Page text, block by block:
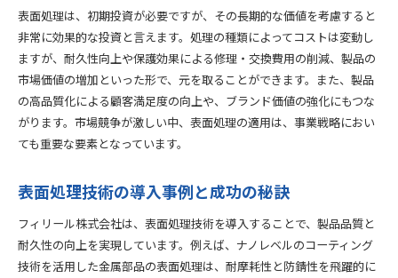
表面処理は、初期投資が必要ですが、その長期的な価値を考慮すると
非常に効果的な投資と言えます。処理の種類によってコストは変動し
ますが、耐久性向上や保護効果による修理・交換費用の削減、製品の
市場価値の増加といった形で、元を取ることができます。また、製品
の高品質化による顧客満足度の向上や、ブランド価値の強化にもつな
がります。市場競争が激しい中、表面処理の適用は、事業戦略におい
ても重要な要素となっています。
表面処理技術の導入事例と成功の秘訣
フィリール株式会社は、表面処理技術を導入することで、製品品質と
耐久性の向上を実現しています。例えば、ナノレベルのコーティング
技術を活用した金属部品の表面処理は、耐摩耗性と防錆性を飛躍的に